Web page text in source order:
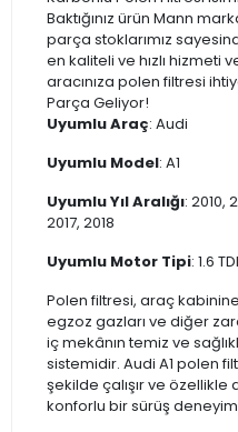
Baktığınız ürün Mann
parça stoklarımız
en kaliteli ve hızlı hizmeti
aracınıza polen filtresi
Parça Geliyor!
Uyumlu Araç: Audi
Uyumlu Model: A1
Uyumlu Yıl Aralığı: 2010,
2017, 2018
Uyumlu Motor Tipi: 1.6
Polen filtresi, araç
egzoz gazları ve diğer
iç mekânın temiz ve
sistemidir. Audi A1 polen
şekilde çalışır ve
konforlu bir sürüş